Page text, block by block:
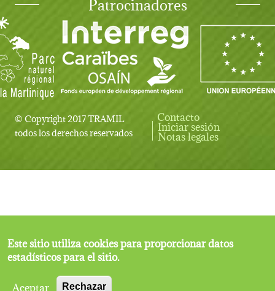
© Copyright 2017 TRAMIL
todos los derechos reservados
User account menu
Contacto
Iniciar sesión
Notas legales
Este sitio utiliza cookies para proporcionar datos
estadísticos para el sitio.
Aceptar
Rechazar